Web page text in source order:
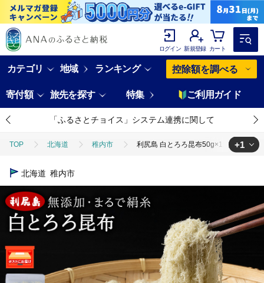
ログイン 新規登録 カート
カテゴリ 地域 ランキング 控除額を調べる
寄付額 旅先を探す 特集 ご利用ガイド
「ふるさとチョイス」システム連携に関して
TOP 北海道 稚内市 利尻島 白とろろ昆布50g×1袋
TOP
+1
北海道 稚内市